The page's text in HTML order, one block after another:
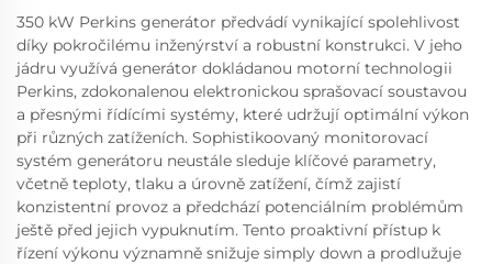
350 kW Perkins generátor předvádí vynikající spolehlivost
díky pokročilému inženýrství a robustní konstrukci. V jeho
jádru využívá generátor dokládanou motorní technologii
Perkins, zdokonalenou elektronickou sprašovací soustavou
a přesnými řídícími systémy, které udržují optimální výkon
při různých zatíženích. Sophistikoovaný monitorovací
systém generátoru neustále sleduje klíčové parametry,
včetně teploty, tlaku a úrovně zatížení, čímž zajistí
konzistentní provoz a předchází potenciálním problémům
ještě před jejich vypuknutím. Tento proaktivní přístup k
řízení výkonu významně snižuje simply down a prodlužuje